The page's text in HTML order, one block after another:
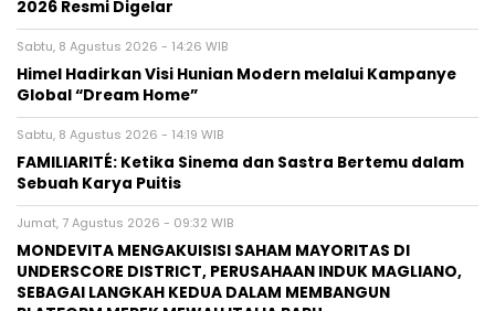
2026 Resmi Digelar
Sabtu, 8 Agustus 2026 - 14:26 WIB
Himel Hadirkan Visi Hunian Modern melalui Kampanye
Global “Dream Home”
Sabtu, 8 Agustus 2026 - 14:19 WIB
FAMILIARITÉ: Ketika Sinema dan Sastra Bertemu dalam
Sebuah Karya Puitis
Jumat, 7 Agustus 2026 - 09:32 WIB
MONDEVITA MENGAKUISISI SAHAM MAYORITAS DI
UNDERSCORE DISTRICT, PERUSAHAAN INDUK MAGLIANO,
SEBAGAI LANGKAH KEDUA DALAM MEMBANGUN